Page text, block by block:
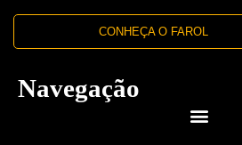
CONHEÇA O FAROL
Navegação